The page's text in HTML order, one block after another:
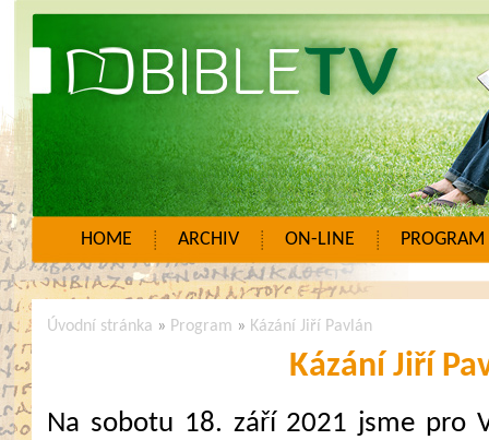
HOME ARCHIV ON-LINE PROGRAM
Úvodní stránka » Program » Kázání Jiří Pavlán
Kázání Jiří
Na sobotu 18. září 2021 jsme pro